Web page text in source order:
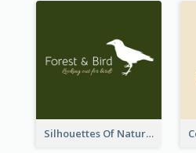
Silhouettes Of Natural Elements Logo